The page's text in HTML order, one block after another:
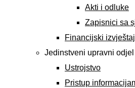
Akti i odluke
Zapisnici sa
Financijski
Jedinstveni upravni odjel
Ustrojstvo
Pristup